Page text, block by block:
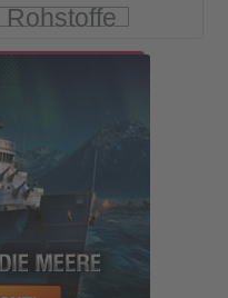
Rohstoffe